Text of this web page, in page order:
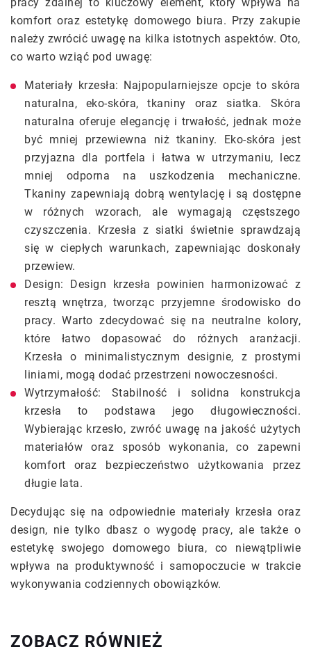
komfort oraz estetykę domowego biura. Przy zakupie
należy zwrócić uwagę na kilka istotnych aspektów. Oto,
co warto wziąć pod uwagę:
Materiały krzesła: Najpopularniejsze opcje to skóra
naturalna, eko-skóra, tkaniny oraz siatka. Skóra
naturalna oferuje elegancję i trwałość, jednak może
być mniej przewiewna niż tkaniny. Eko-skóra jest
przyjazna dla portfela i łatwa w utrzymaniu, lecz
mniej odporna na uszkodzenia mechaniczne.
Tkaniny zapewniają dobrą wentylację i są dostępne
w różnych wzorach, ale wymagają częstszego
czyszczenia. Krzesła z siatki świetnie sprawdzają
się w ciepłych warunkach, zapewniając doskonały
przewiew.
Design: Design krzesła powinien harmonizować z
resztą wnętrza, tworząc przyjemne środowisko do
pracy. Warto zdecydować się na neutralne kolory,
które łatwo dopasować do różnych aranżacji.
Krzesła o minimalistycznym designie, z prostymi
liniami, mogą dodać przestrzeni nowoczesności.
Wytrzymałość: Stabilność i solidna konstrukcja
krzesła to podstawa jego długowieczności.
Wybierając krzesło, zwróć uwagę na jakość użytych
materiałów oraz sposób wykonania, co zapewni
komfort oraz bezpieczeństwo użytkowania przez
długie lata.
Decydując się na odpowiednie materiały krzesła oraz
design, nie tylko dbasz o wygodę pracy, ale także o
estetykę swojego domowego biura, co niewątpliwie
wpływa na produktywność i samopoczucie w trakcie
wykonywania codziennych obowiązków.
ZOBACZ RÓWNIEŻ